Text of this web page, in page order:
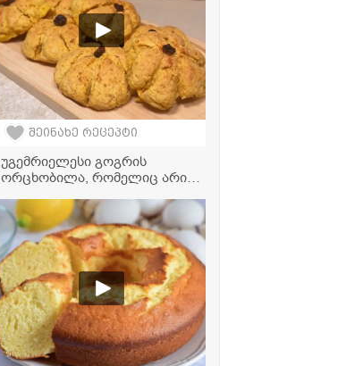
შეინახე რეცეპტი
უგემრიელესი გოგრის
ორცხობილა, რომელიც არის
- ვიდეორეცეპტი